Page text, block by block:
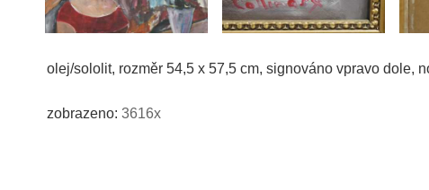
olej/sololit, rozměr 54,5 x 57,5 cm, signováno vpravo dole,
zobrazeno: 3616x